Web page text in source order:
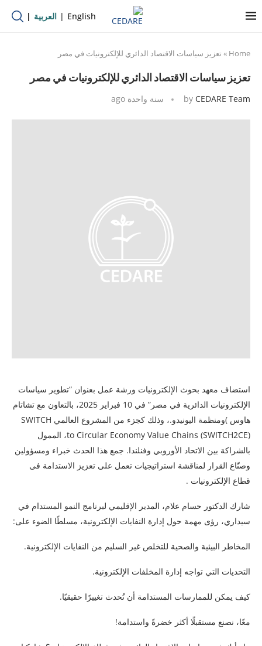
English العربية
Home
» تعزيز سياسات الاقتصاد الدائري للإلكترونيات في مصر
تعزيز سياسات الاقتصاد الدائري للإلكترونيات في مصر
by CEDARE Team سنة واحدة ago
استضاف معهد بحوث الإلكترونيات ورشة عمل بعنوان “تطوير سياسات
الإلكترونيات الدائرية في مصر” في 10 فبراير 2025، بالتعاون مع تشاتام
هاوس )ومنظمة اليونيدو.، وذلك كجزء من المشروع العالمي SWITCH
to Circular Economy Value Chains (SWITCH2CE)، الممول
بالشراكة بين الاتحاد الأوروبي وفنلندا. جمع هذا الحدث خبراء ومسؤولين
وصنّاع القرار لمناقشة استراتيجيات تعمل على تعزيز الاستدامة فى
قطاع الإلكترونيات .
شارك الدكتور حسام علام، المدير الإقليمي لبرنامج النمو المستدام في
سيداري، رؤى مهمة حول إدارة النفايات الإلكترونية، مسلطًا الضوء على:
المخاطر البيئية والصحية للتخلص غير السليم من النفايات الإلكترونية.
التحديات التي تواجه إدارة المخلفات الإلكترونية.
كيف يمكن للممارسات المستدامة أن تُحدث تغييرًا حقيقيًا.
معًا، نصنع مستقبلًا أكثر خضرةً واستدامة!